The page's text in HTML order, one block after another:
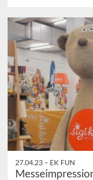
27.04.23 – EK FUN